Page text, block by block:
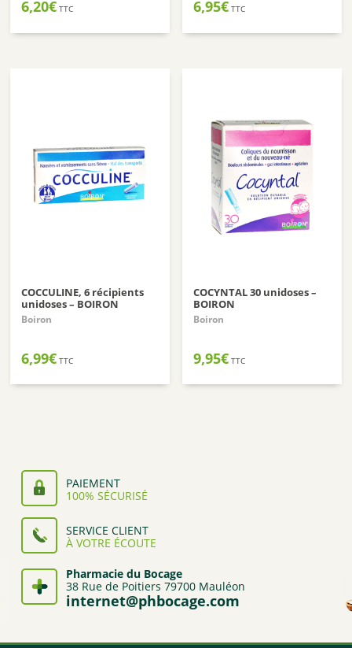
6,20€ TTC 6,95€ TTC
COCCULINE, 6 récipients
unidoses – BOIRON
Boiron
6,99€ TTC
COCYNTAL 30 unidoses –
BOIRON
Boiron
9,95€ TTC
PAIEMENT
100% SÉCURISÉ
SERVICE CLIENT
À VOTRE ÉCOUTE
Pharmacie du Bocage
38 Rue de Poitiers 79700 Mauléon
internet@phbocage.com